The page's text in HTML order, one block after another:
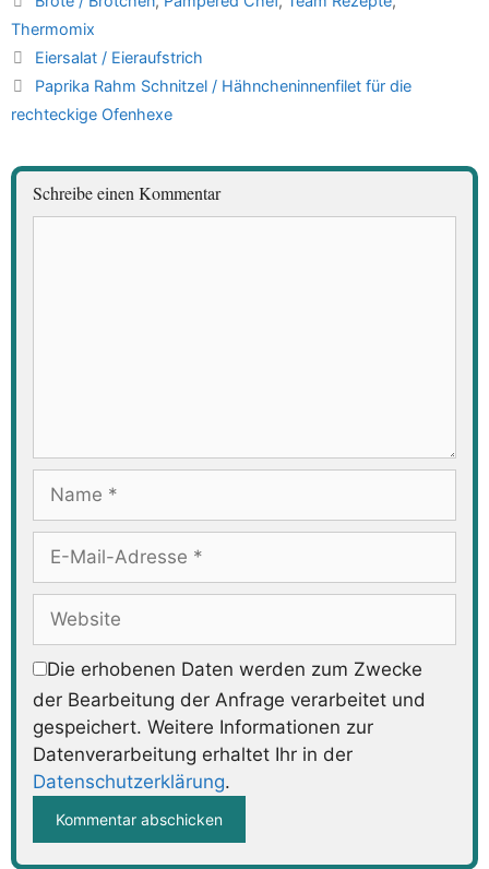
Thermomix
Eiersalat / Eieraufstrich
Paprika Rahm Schnitzel / Hähncheninnenfilet für die
rechteckige Ofenhexe
Schreibe einen Kommentar
Mail-
Adresse
Die erhobenen Daten werden zum Zwecke
der Bearbeitung der Anfrage verarbeitet und
gespeichert. Weitere Informationen zur
Datenverarbeitung erhaltet Ihr in der
Datenschutzerklärung.